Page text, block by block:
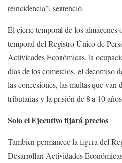
reincidencia”, sentenció.
El cierre temporal de los almacenes
temporal del Registro Único de
Actividades Económicas, la
días de los comercios, el decomiso
las concesiones, las multas que van
tributarias y la prisión de 8 a 10
Solo el Ejecutivo fijará precios
También permanece la figura del
Desarrollan Actividades